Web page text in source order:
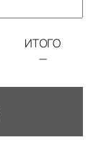
ИТОГО
—